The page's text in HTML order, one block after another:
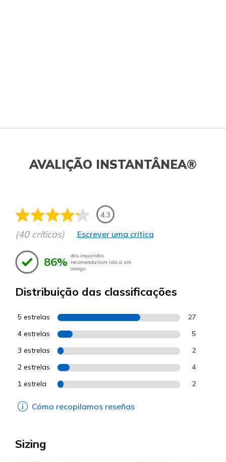
AVALIÇÃO INSTANTÂNEA®
4.3
(40 críticas) Escrever uma crítica
86% dos inquiridos
recomendariam isto a um
amigo.
Distribuição das classificações
5 estrelas 27
4 estrelas 5
3 estrelas 2
2 estrelas 4
1 estrela 2
Cómo recopilamos reseñas
Sizing